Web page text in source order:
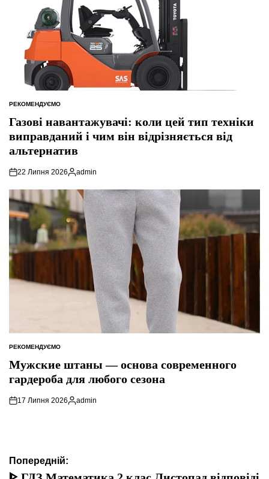
ОПУБЛІКУВАТИ
РЕКОМЕНДУЄМО
Газові навантажувачі: коли цей тип техніки
виправданий і чим він відрізняється від
альтернатив
22 Липня 2026
Опубліковано
admin
ОПУБЛІКУВАТИ
РЕКОМЕНДУЄМО
Мужские штаны — основа современного
гардероба для любого сезона
17 Липня 2026
Опубліковано
admin
Навігація
Попередній: